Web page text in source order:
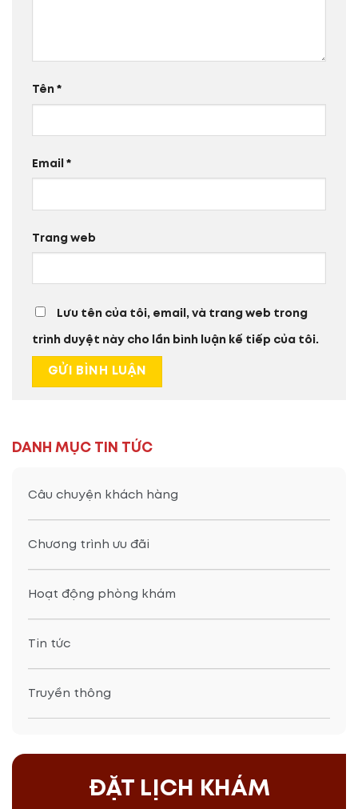
DANH MỤC TIN TỨC
Câu chuyện khách hàng
Chương trình ưu đãi
Hoạt động phòng khám
Tin tức
Truyền thông
ĐẶT LỊCH KHÁM
Tên *
Email *
Trang web
Lưu tên của tôi, email, và trang web trong
trình duyệt này cho lần bình luận kế tiếp của tôi.